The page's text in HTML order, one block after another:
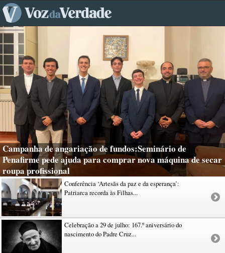
Campanha de angariação de fundos:Seminário de
Penafirme pede ajuda para comprar nova máquina de secar
roupa profissional
Conferência ‘Artesãs da paz e da esperança’:
Patriarca recorda às Filhas...
Celebração a 29 de julho: 167.º aniversário do
nascimento do Padre Cruz...